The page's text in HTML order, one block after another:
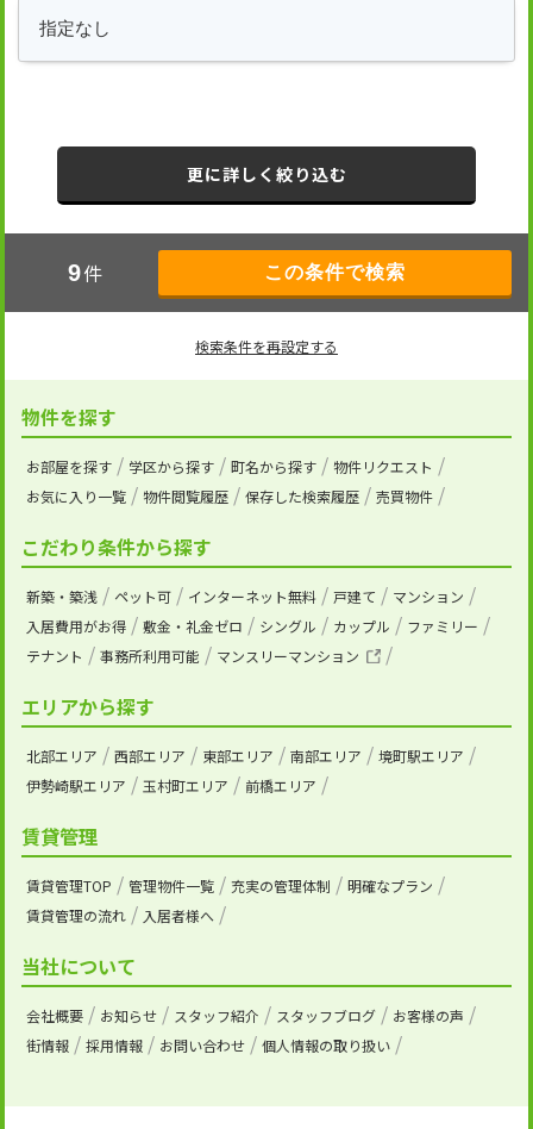
更に詳しく絞り込む
9件
検索条件を再設定する
物件を探す
お部屋を探す 学区から探す 町名から探す
物件リクエスト
お気に入り一覧
物件閲覧履歴 保存した検索履歴 売買物件
こだわり条件から探す
新築・築浅 ペット可 インターネット無料 戸建て
マンション
入居費用がお得
敷金・礼金ゼロ シングル カップル
ファミリー
テナント
事務所利用可能 マンスリーマンション
エリアから探す
北部エリア 西部エリア 東部エリア 南部エリア
境町駅エリア
伊勢崎駅エリア
玉村町エリア 前橋エリア
賃貸管理
賃貸管理TOP 管理物件一覧 充実の管理体制
明確なプラン
賃貸管理の流れ
入居者様へ
当社について
会社概要 お知らせ スタッフ紹介 スタッフブログ
お客様の声
街情報
採用情報 お問い合わせ 個人情報の取り扱い